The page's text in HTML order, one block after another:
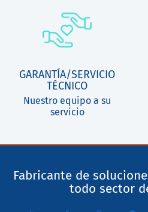
GARANTÍA/SERVICIO
TÉCNICO
Nuestro equipo a su
servicio
Fabricante de
todo sector